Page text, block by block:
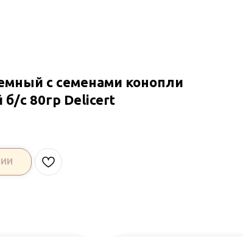
с семенами конопли
с 80гр Delicert